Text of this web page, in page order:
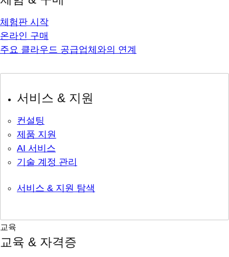
체험판 시작
온라인 구매
주요 클라우드 공급업체와의 연계
서비스 & 지원
컨설팅
제품 지원
AI 서비스
기술 계정 관리
서비스 & 지원 탐색
교육
교육 & 자격증